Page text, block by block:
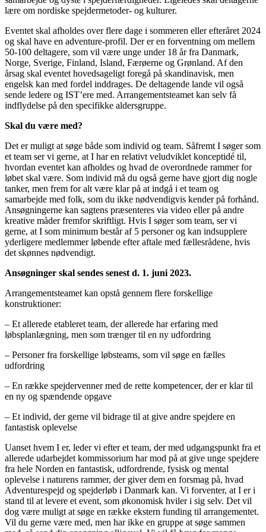
lære om nordiske spejdermetoder- og kulturer.
Eventet skal afholdes over flere dage i sommeren eller efteråret 2024
og skal have en adventure-profil. Der er en forventning om mellem
50-100 deltagere, som vil være unge under 18 år fra Danmark,
Norge, Sverige, Finland, Island, Færøerne og Grønland. Af den
årsag skal eventet hovedsageligt foregå på skandinavisk, men
engelsk kan med fordel inddrages. De deltagende lande vil også
sende ledere og IST’ere med. Arrangementsteamet kan selv få
indflydelse på den specifikke aldersgruppe.
Skal du være med?
Det er muligt at søge både som individ og team. Såfremt I søger som
et team ser vi gerne, at I har en relativt veludviklet konceptidé til,
hvordan eventet kan afholdes og hvad de overordnede rammer for
løbet skal være. Som individ må du også gerne have gjort dig nogle
tanker, men frem for alt være klar på at indgå i et team og
samarbejde med folk, som du ikke nødvendigvis kender på forhånd.
Ansøgningerne kan sagtens præsenteres via video eller på andre
kreative måder fremfor skriftligt. Hvis I søger som team, ser vi
gerne, at I som minimum består af 5 personer og kan indsupplere
yderligere medlemmer løbende efter aftale med fællesrådene, hvis
det skønnes nødvendigt.
Ansøgninger skal sendes senest d. 1. juni 2023.
Arrangementsteamet kan opstå gennem flere forskellige
konstruktioner:
– Et allerede etableret team, der allerede har erfaring med
løbsplanlægning, men som trænger til en ny udfordring
– Personer fra forskellige løbsteams, som vil søge en fælles
udfordring
– En række spejdervenner med de rette kompetencer, der er klar til
en ny og spændende opgave
– Et individ, der gerne vil bidrage til at give andre spejdere en
fantastisk oplevelse
Uanset hvem I er, leder vi efter et team, der med udgangspunkt fra et
allerede udarbejdet kommissorium har mod på at give unge spejdere
fra hele Norden en fantastisk, udfordrende, fysisk og mental
oplevelse i naturens rammer, der giver dem en forsmag på, hvad
Adventurespejd og spejderløb i Danmark kan. Vi forventer, at I er i
stand til at levere et event, som økonomisk hviler i sig selv. Det vil
dog være muligt at søge en række ekstern funding til arrangementet.
Vil du gerne være med, men har ikke en gruppe at søge sammen